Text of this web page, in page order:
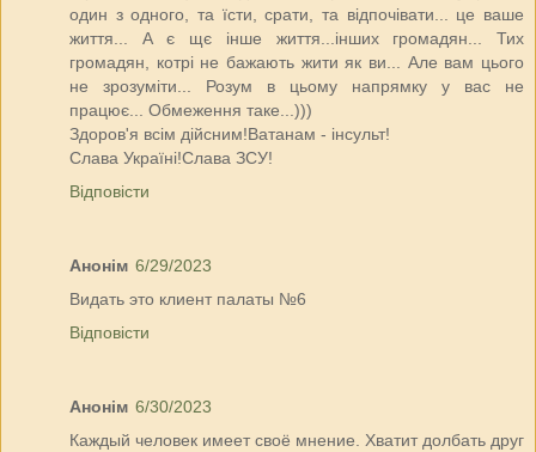
один з одного, та їсти, срати, та відпочівати... це ваше
життя... А є щє інше життя...інших громадян... Тих
громадян, котрі не бажають жити як ви... Але вам цього
не зрозуміти... Розум в цьому напрямку у вас не
працює... Обмеження таке...)))
Здоров'я всім дійсним!Ватанам - інсульт!
Слава Україні!Слава ЗСУ!
Відповісти
Анонім 6/29/2023
Видать это клиент палаты №6
Відповісти
Анонім 6/30/2023
Каждый человек имеет своё мнение. Хватит долбать друг